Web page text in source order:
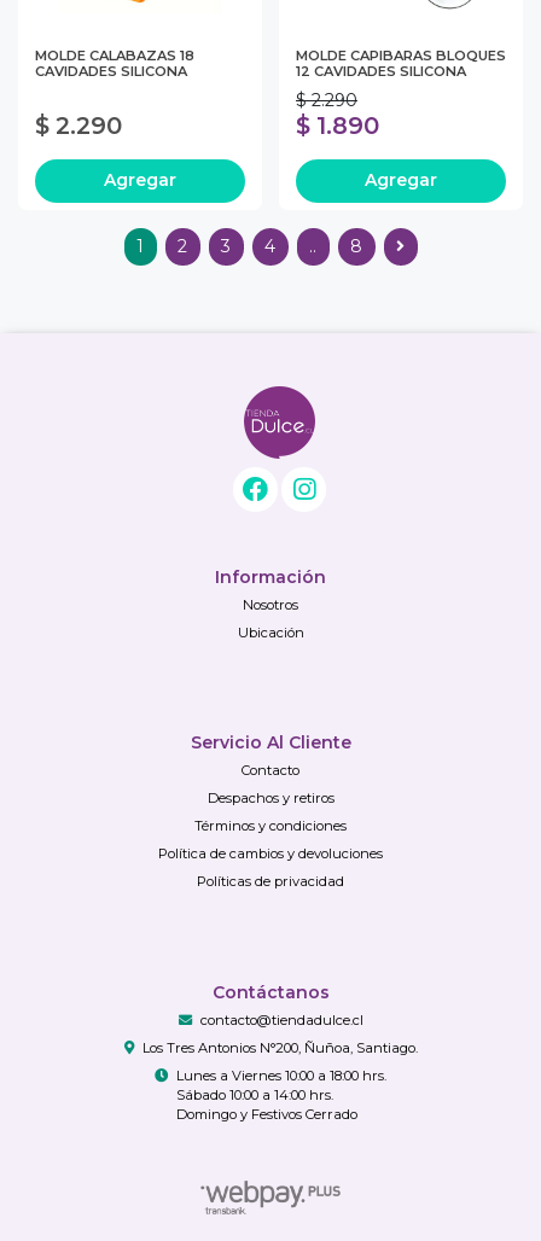
MOLDE CALABAZAS 18
CAVIDADES SILICONA
$ 2.290
Agregar
MOLDE CAPIBARAS BLOQUES
12 CAVIDADES SILICONA
$ 2.290
$ 1.890
Agregar
1 2 3 4 .. 8
Información
Nosotros
Ubicación
Servicio Al Cliente
Contacto
Despachos y retiros
Términos y condiciones
Política de cambios y devoluciones
Políticas de privacidad
Contáctanos
contacto@tiendadulce.cl
Los Tres Antonios N°200, Ñuñoa, Santiago.
Lunes a Viernes 10:00 a 18:00 hrs.
Sábado 10:00 a 14:00 hrs.
Domingo y Festivos Cerrado